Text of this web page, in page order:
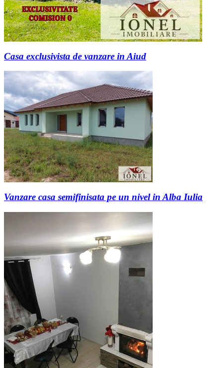
Casa exclusivista de vanzare in Aiud
Vanzare casa semifinisata pe un nivel in Alba Iulia